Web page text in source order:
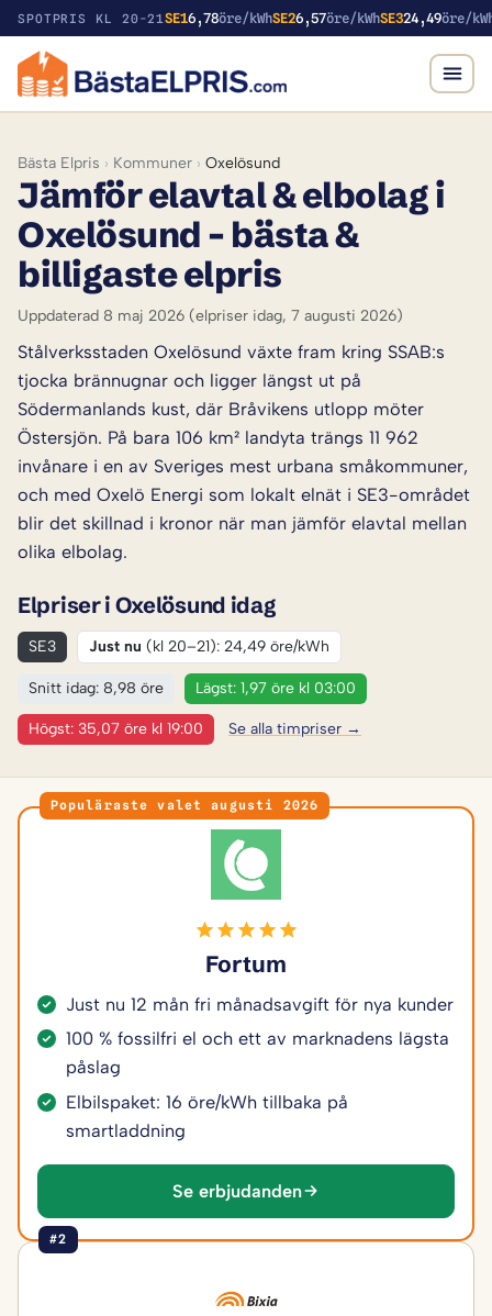
SPOTPRIS KL 20-21SE16,78öre/kWhSE26,57öre/kWhSE324,49öre/
Bästa Elpris › Kommuner › Oxelösund
Jämför elavtal & elbolag i
Oxelösund – bästa &
billigaste elpris
Uppdaterad 8 maj 2026 (elpriser idag, 7 augusti 2026)
Stålverksstaden Oxelösund växte fram kring SSAB:s
tjocka brännugnar och ligger längst ut på
Södermanlands kust, där Bråvikens utlopp möter
Östersjön. På bara 106 km² landyta trängs 11 962
invånare i en av Sveriges mest urbana småkommuner,
och med Oxelö Energi som lokalt elnät i SE3-området
blir det skillnad i kronor när man jämför elavtal mellan
olika elbolag.
Elpriser i Oxelösund idag
SE3 Just nu (kl 20–21): 24,49 öre/kWh
Snitt idag: 8,98 öre Lägst: 1,97 öre kl 03:00
Högst: 35,07 öre kl 19:00 Se alla timpriser →
Populäraste valet augusti 2026
Fortum
Just nu 12 mån fri månadsavgift för nya kunder
100 % fossilfri el och ett av marknadens lägsta
påslag
Elbilspaket: 16 öre/kWh tillbaka på
smartladdning
Se erbjudanden
#2